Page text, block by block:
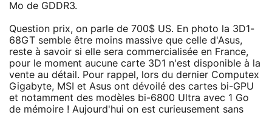
Mo de GDDR3.
Question prix, on parle de 700$ US. En photo la 3D1-
68GT semble être moins massive que celle d'Asus,
reste à savoir si elle sera commercialisée en France,
pour le moment aucune carte 3D1 n'est disponible à la
vente au détail. Pour rappel, lors du dernier Computex
Gigabyte, MSI et Asus ont dévoilé des cartes bi-GPU
et notamment des modèles bi-6800 Ultra avec 1 Go
de mémoire ! Aujourd'hui on est curieusement sans